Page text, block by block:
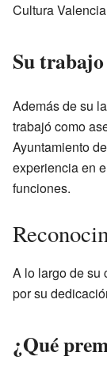
Cultura
Su trabajo
Además de su
trabajó como
Ayuntamiento
experiencia en
funciones.
A lo largo de su
por su
¿Qué